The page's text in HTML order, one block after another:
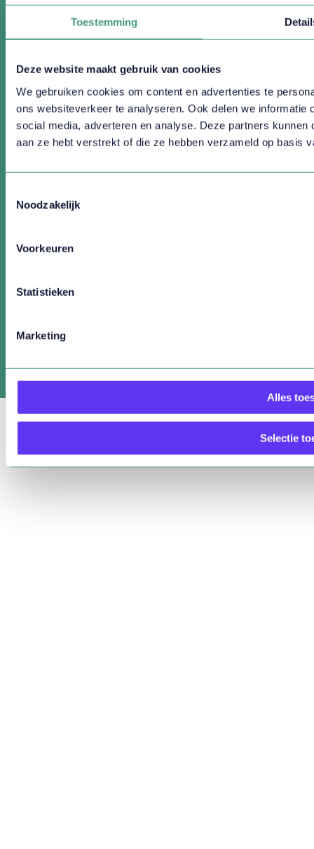
Toestemming
Deze website maakt gebruik van cookies
We gebruiken cookies om content en advertenties te
ons websiteverkeer te analyseren. Ook delen we
social media, adverteren en analyse. Deze partners
aan ze hebt verstrekt of die ze hebben verzameld op basis
Noodzakelijk
Voorkeuren
Statistieken
Marketing
Alles
Selectie
Over Vlirdens Opleidingen
Vlirdens WFM Congres
Vlirdens WFM Awards
Up to date blijven?
Meld je aan voor onze nieuwsbrief
Privacyverklaring
Cookieverklaring